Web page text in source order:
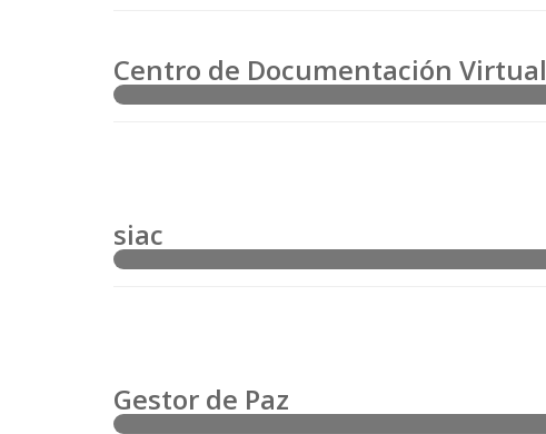
Centro de Documentación Virtual
siac
Gestor de Paz